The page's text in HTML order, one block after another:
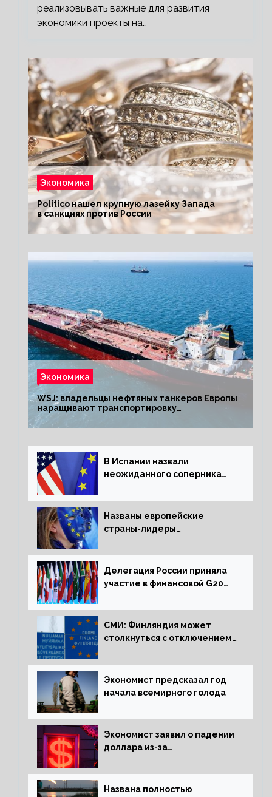
реализовывать важные для развития
экономики проекты на…
Экономика
Politico нашел крупную лазейку Запада
в санкциях против России
Экономика
WSJ: владельцы нефтяных танкеров Европы
наращивают транспортировку
из РФ до санкций
В Испании назвали
неожиданного соперника
Названы европейские
страны-лидеры
активов
Делегация России приняла
участие в финансовой G20
СМИ: Финляндия может
столкнуться с отключением
Экономист предсказал год
начала всемирного голода
Экономист заявил о падении
доллара из-за
Названа полностью